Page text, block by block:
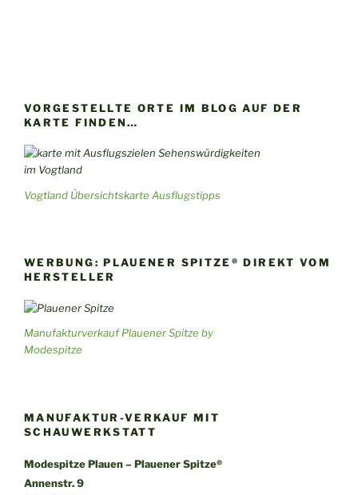
VORGESTELLTE ORTE IM BLOG AUF DER
KARTE FINDEN…
Vogtland Übersichtskarte Ausflugstipps
WERBUNG: PLAUENER SPITZE® DIREKT VOM
HERSTELLER
Manufakturverkauf Plauener Spitze by
Modespitze
MANUFAKTUR-VERKAUF MIT
SCHAUWERKSTATT
Modespitze Plauen – Plauener Spitze®
Annenstr. 9